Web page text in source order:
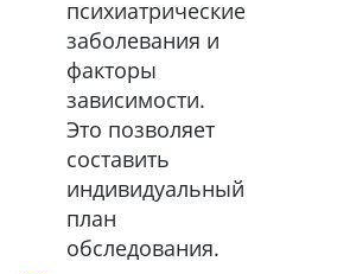
психиатрические
заболевания и
факторы
зависимости.
Это позволяет
составить
индивидуальный
план
обследования.